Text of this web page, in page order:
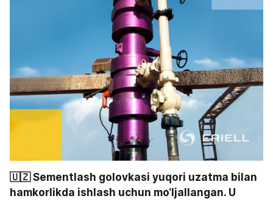
🇺🇿 Sementlash golovkasi yuqori uzatma bilan
hamkorlikda ishlash uchun mo‘ljallangan. U